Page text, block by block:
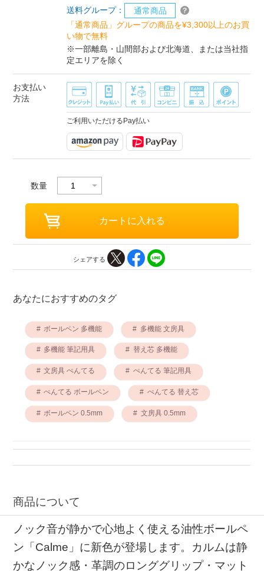
送料グループ：
通常商品
「通常商品」グループの商品を¥3,300以上のお買
い物で無料
※一部離島・山間部および北海道、または当社指
定エリアを除く
お支払い
方法
ご利用いただけるPay払い
数量
シェアする
あなたにおすすめのタグ
ボールペン 多機能 多機能 文房具
多機能 筆記用具 替え芯 多機能
文房具 ぺんてる ぺんてる 筆記用具
ぺんてる ボールペン ぺんてる 替え芯
ボールペン 0.5mm 文房具 0.5mm
商品について
ノック音が静かで心地よく使える油性ボールペ
ン「Calme」に新色が登場します。カルムは静
かなノック感・革調のロンググリップ・マット